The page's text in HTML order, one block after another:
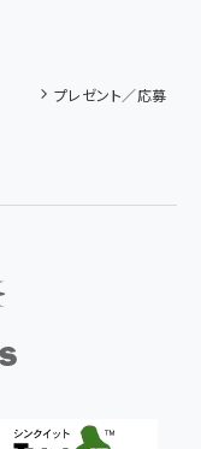
プレゼント／応募